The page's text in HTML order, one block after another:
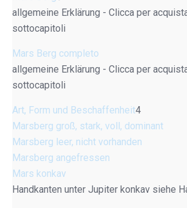
allgemeine Erklärung - Clicca per
sottocapitoli
Mars Berg completo
allgemeine Erklärung - Clicca per
sottocapitoli
Art, Form und Beschaffenheit4
Marsberg groß, stark, voll, dominant
Marsberg leer, nicht vorhanden
Marsberg angefressen
Mars konkav
Handkanten unter Jupiter konkav siehe